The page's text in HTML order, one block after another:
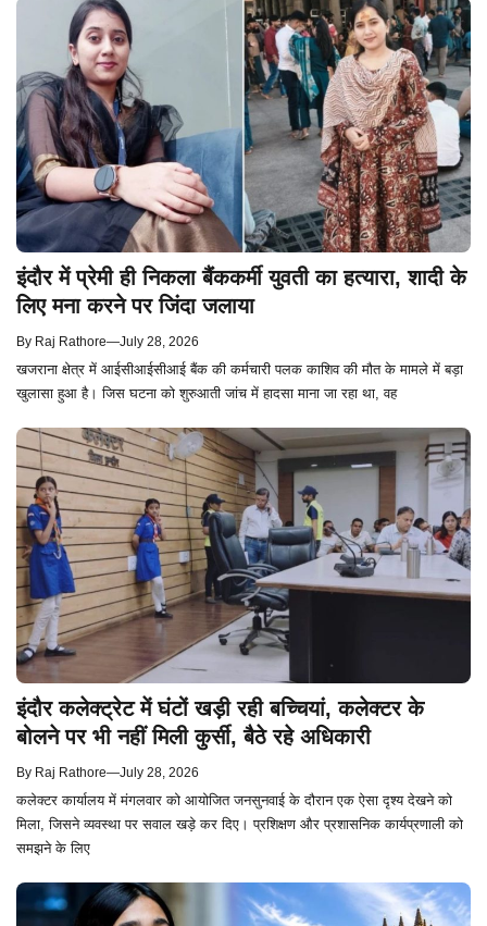
इंदौर में प्रेमी ही निकला बैंककर्मी युवती का हत्यारा, शादी के
लिए मना करने पर जिंदा जलाया
By Raj Rathore—July 28, 2026
खजराना क्षेत्र में आईसीआईसीआई बैंक की कर्मचारी पलक काशिव की मौत के मामले में बड़ा
खुलासा हुआ है। जिस घटना को शुरुआती जांच में हादसा माना जा रहा था, वह
इंदौर कलेक्ट्रेट में घंटों खड़ी रही बच्चियां, कलेक्टर के
बोलने पर भी नहीं मिली कुर्सी, बैठे रहे अधिकारी
By Raj Rathore—July 28, 2026
कलेक्टर कार्यालय में मंगलवार को आयोजित जनसुनवाई के दौरान एक ऐसा दृश्य देखने को
मिला, जिसने व्यवस्था पर सवाल खड़े कर दिए। प्रशिक्षण और प्रशासनिक कार्यप्रणाली को
समझने के लिए